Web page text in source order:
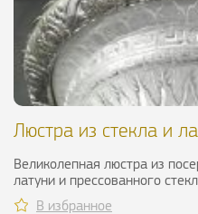
Люстра из стекла и
Великолепная люстра из
латуни и прессованного
В избранное